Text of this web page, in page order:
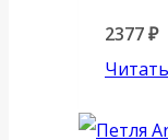
2377₽